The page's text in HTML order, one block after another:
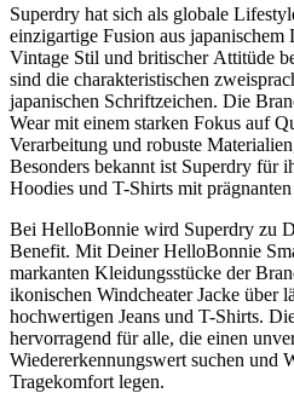
Superdry hat sich als globale
einzigartige Fusion aus japanischem
Vintage Stil und britischer Attitüde
sind die charakteristischen
japanischen Schriftzeichen. Die
Wear mit einem starken Fokus auf
Verarbeitung und robuste
Besonders bekannt ist Superdry für
Hoodies und T-Shirts mit
Bei HelloBonnie wird Superdry zu
Benefit. Mit Deiner HelloBonnie
markanten Kleidungsstücke der
ikonischen Windcheater Jacke über
hochwertigen Jeans und T-Shirts.
hervorragend für alle, die einen
Wiedererkennungswert suchen und
Tragekomfort legen.